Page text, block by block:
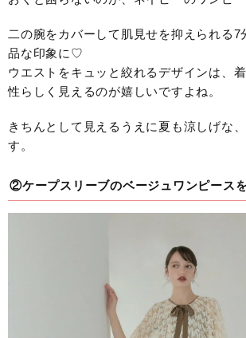
二の腕をカバーして肌見せを抑えられる7
品な印象に♡
ウエストをキュッと絞れるデザインは、
性らしく見えるのが嬉しいですよね。
きちんとして見えるうえに夏も涼しげな
す。
②ケープスリーブのベージュワンピース